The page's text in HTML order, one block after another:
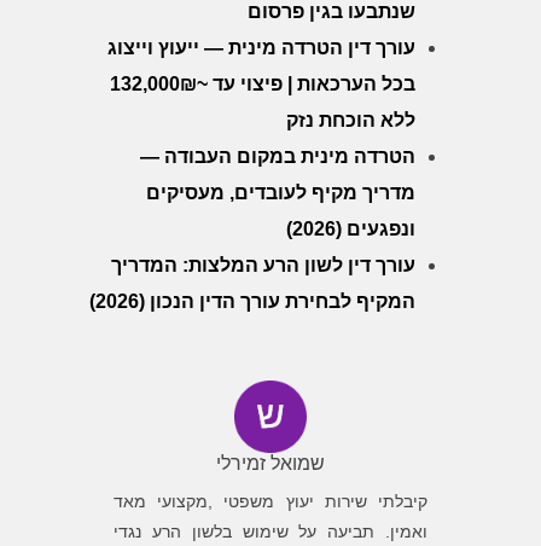
שנתבעו בגין פרסום
עורך דין הטרדה מינית — ייעוץ וייצוג
בכל הערכאות | פיצוי עד ~132,000₪
ללא הוכחת נזק
הטרדה מינית במקום העבודה —
מדריך מקיף לעובדים, מעסיקים
ונפגעים (2026)
עורך דין לשון הרע המלצות: המדריך
המקיף לבחירת עורך הדין הנכון (2026)
שמואל זמירלי
קיבלתי שירות יעוץ משפטי ,מקצועי מאד
ואמין. תביעה על שימוש בלשון הרע נגדי